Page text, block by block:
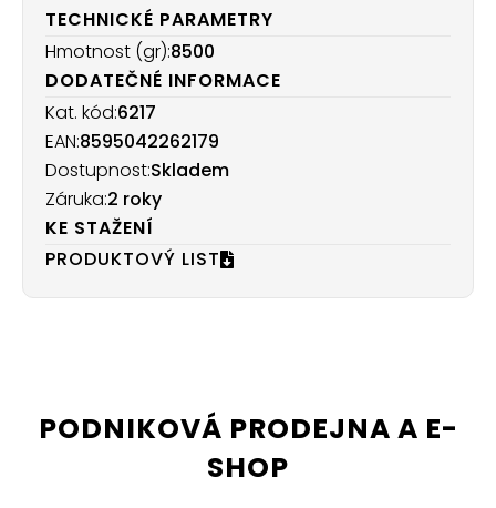
TECHNICKÉ PARAMETRY
Hmotnost (gr):8500
DODATEČNÉ INFORMACE
Kat. kód:6217
EAN:8595042262179
Dostupnost:Skladem
Záruka:2 roky
KE STAŽENÍ
PRODUKTOVÝ LIST
PODNIKOVÁ PRODEJNA A E-
SHOP